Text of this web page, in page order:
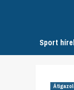
Sport